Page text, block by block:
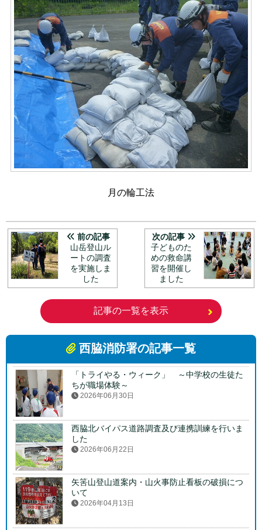
月の輪工法
前の記事
山岳登山ル
ートの調査
を実施しま
した
次の記事
子どものた
めの救命講
習を開催し
ました
記事の一覧を表示
西脇消防署の記事一覧
「トライやる・ウィーク」 ～中学校の生徒た
ちが職場体験～
2026年06月30日
西脇北バイパス道路調査及び連携訓練を行いま
した
2026年06月22日
矢筈山登山道案内・山火事防止看板の破損につ
いて
2026年04月13日